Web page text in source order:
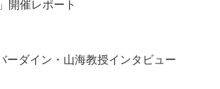
開催レポート
ーダイン・山海教授インタビュー